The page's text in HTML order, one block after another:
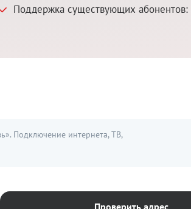
Поддержка существующих абонентов:
Подключение интернета, ТВ,